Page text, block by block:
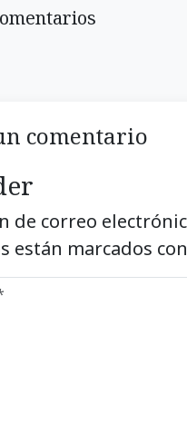
comentario
de correo
están marcados con